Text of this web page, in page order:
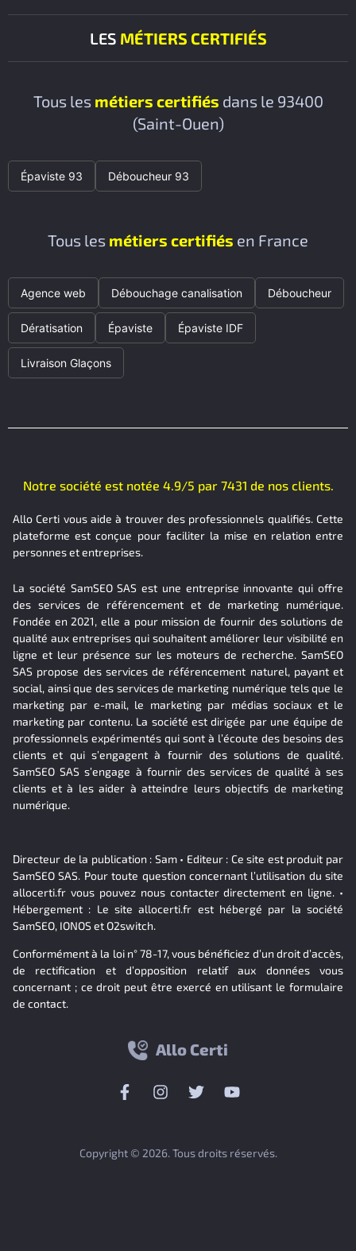
LES MÉTIERS CERTIFIÉS
Tous les métiers certifiés dans le 93400
(Saint-Ouen)
Épaviste 93 Déboucheur 93
Tous les métiers certifiés en France
Agence web Débouchage canalisation Déboucheur
Dératisation Épaviste Épaviste IDF
Livraison Glaçons
Notre société est notée 4.9/5 par 7431 de nos clients.
Allo Certi vous aide à trouver des professionnels qualifiés. Cette
plateforme est conçue pour faciliter la mise en relation entre
personnes et entreprises.
La société SamSEO SAS est une entreprise innovante qui offre
des services de référencement et de marketing numérique.
Fondée en 2021, elle a pour mission de fournir des solutions de
qualité aux entreprises qui souhaitent améliorer leur visibilité en
ligne et leur présence sur les moteurs de recherche. SamSEO
SAS propose des services de référencement naturel, payant et
social, ainsi que des services de marketing numérique tels que le
marketing par e-mail, le marketing par médias sociaux et le
marketing par contenu. La société est dirigée par une équipe de
professionnels expérimentés qui sont à l’écoute des besoins des
clients et qui s’engagent à fournir des solutions de qualité.
SamSEO SAS s’engage à fournir des services de qualité à ses
clients et à les aider à atteindre leurs objectifs de marketing
numérique.
Directeur de la publication : Sam • Editeur : Ce site est produit par
SamSEO SAS. Pour toute question concernant l’utilisation du site
allocerti.fr vous pouvez nous contacter directement en ligne. •
Hébergement : Le site allocerti.fr est hébergé par la société
SamSEO, IONOS et O2switch.
Conformément à la loi n° 78-17, vous bénéficiez d’un droit d’accès,
de rectification et d’opposition relatif aux données vous
concernant ; ce droit peut être exercé en utilisant le formulaire
de contact.
Allo Certi
Copyright © 2026. Tous droits réservés.